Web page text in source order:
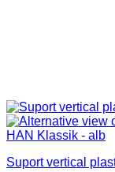
Suport vertical